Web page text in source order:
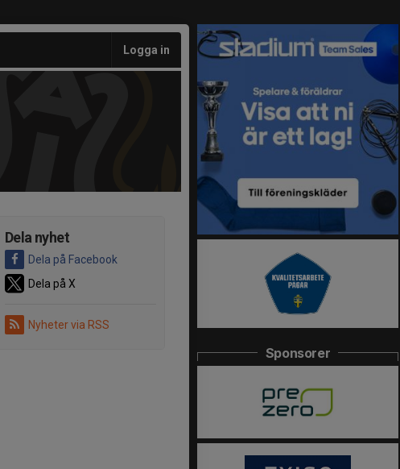
Logga in
Dela nyhet
Dela på Facebook
Dela på X
Nyheter via RSS
Sponsorer